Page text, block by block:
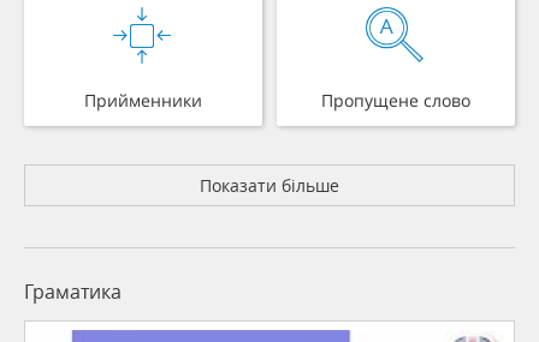
Прийменники Пропущене слово
Показати більше
Граматика